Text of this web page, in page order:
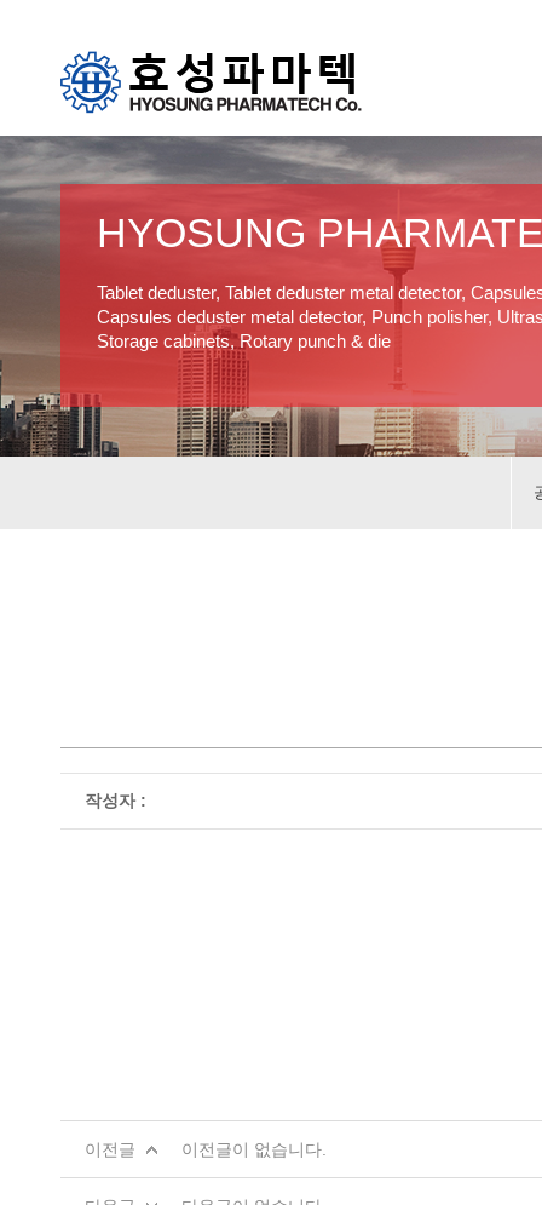
HYOSUNG
Tablet deduster, Tablet deduster metal detector,
Capsules deduster metal detector, Punch polisher,
Storage cabinets, Rotary punch & die
작성자 :
이전글 이전글이 없습니다.